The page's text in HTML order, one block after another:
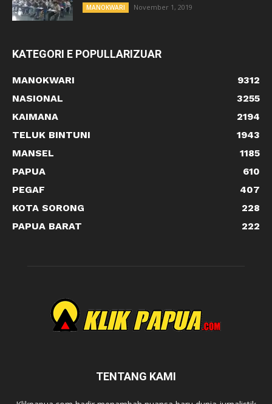
MANOKWARI November 1, 2019
KATEGORI E POPULLARIZUAR
MANOKWARI
9312
NASIONAL
3255
KAIMANA
2194
TELUK BINTUNI
1943
MANSEL
1185
PAPUA
610
PEGAF
407
KOTA SORONG
228
PAPUA BARAT
222
TENTANG KAMI